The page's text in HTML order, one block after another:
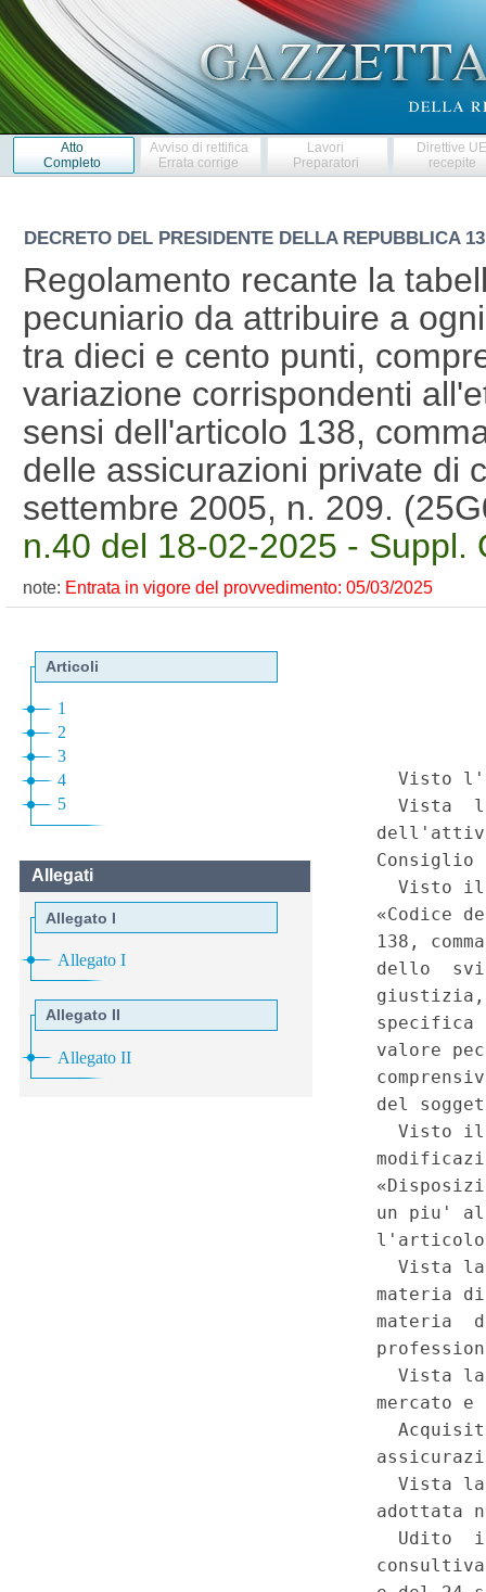
Atto
Completo
Avviso di rettifica
Errata corrige
Lavori
Preparatori
Direttive
recepite
DECRETO DEL PRESIDENTE DELLA REPUBBLICA
Regolamento recante la
pecuniario da attribuire a
tra dieci e cento punti,
variazione corrispondenti
sensi dell'articolo 138,
delle assicurazioni private di
settembre 2005, n. 209.
n.40 del 18-02-2025 - Suppl.
note: Entrata in vigore del provvedimento: 05/03/2025